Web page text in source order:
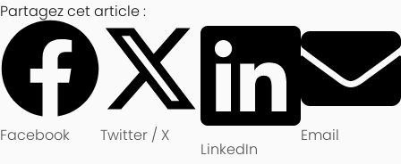
Partagez cet article :
Facebook Twitter / X
LinkedIn
Email